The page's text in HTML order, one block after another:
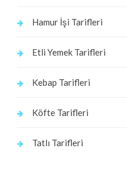
Hamur İşi Tarifleri
Etli Yemek Tarifleri
Kebap Tarifleri
Köfte Tarifleri
Tatlı Tarifleri